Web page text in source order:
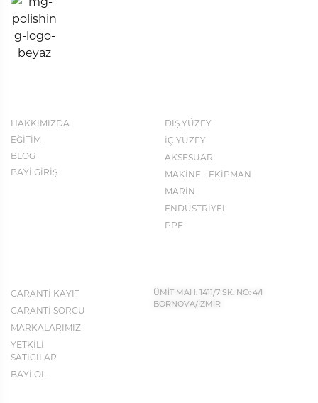
HAKKIMIZDA
EĞİTİM
BLOG
BAYİ GİRİŞ
DIŞ YÜZEY
İÇ YÜZEY
AKSESUAR
MAKİNE - EKİPMAN
MARİN
ENDÜSTRİYEL
PPF
GARANTİ KAYIT
GARANTİ SORGU
MARKALARIMIZ
YETKİLİ
SATICILAR
BAYİ OL
ÜMİT MAH. 1411/7 SK. NO: 4/I
BORNOVA/İZMİR